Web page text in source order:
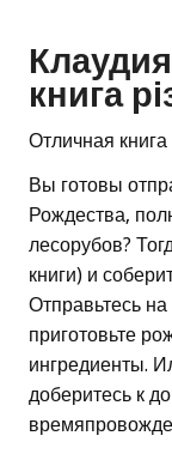
книга
Отличная
Вы готовы
Рождества,
лесорубов?
книги) и
Отправьтесь
приготовьте
ингредиенты.
доберитесь к